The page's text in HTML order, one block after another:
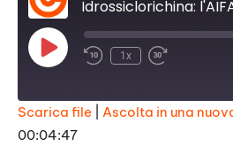
P
l
E
p
i
s
1x
SHARE
Scarica file Ascolta in una
00:04:47